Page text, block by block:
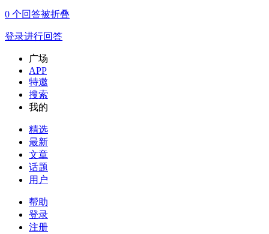
0 个回答被折叠
登录进行回答
广场
APP
特邀
搜索
我的
精选
最新
文章
话题
用户
帮助
登录
注册